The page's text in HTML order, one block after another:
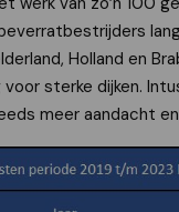
Holland en
sterke dijken.
meer aandacht